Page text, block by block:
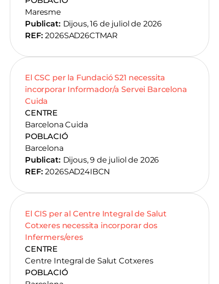
Maresme
Publicat: Dijous, 16 de juliol de 2026
REF: 2026SAD26CTMAR
El CSC per la Fundació S21 necessita
incorporar Informador/a Servei Barcelona
Cuida
CENTRE
Barcelona Cuida
POBLACIÓ
Barcelona
Publicat: Dijous, 9 de juliol de 2026
REF: 2026SAD24IBCN
El CIS per al Centre Integral de Salut
Cotxeres necessita incorporar dos
Infermers/eres
CENTRE
Centre Integral de Salut Cotxeres
POBLACIÓ